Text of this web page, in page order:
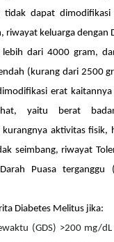
tidak dapat
riwayat keluarga dengan
lebih dari 4000 gram,
(kurang dari 2500
erat
yaitu berat
aktivitas fisik,
seimbang, riwayat
Puasa terganggu
Diabetes Melitus jika:
(GDS) >200 mg/